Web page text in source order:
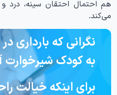
هم احتمال احتقان سینه، درد و
می‌کند.
نگرانی که بارداری
به کودک شیرخوارت
برای اینکه خیالت